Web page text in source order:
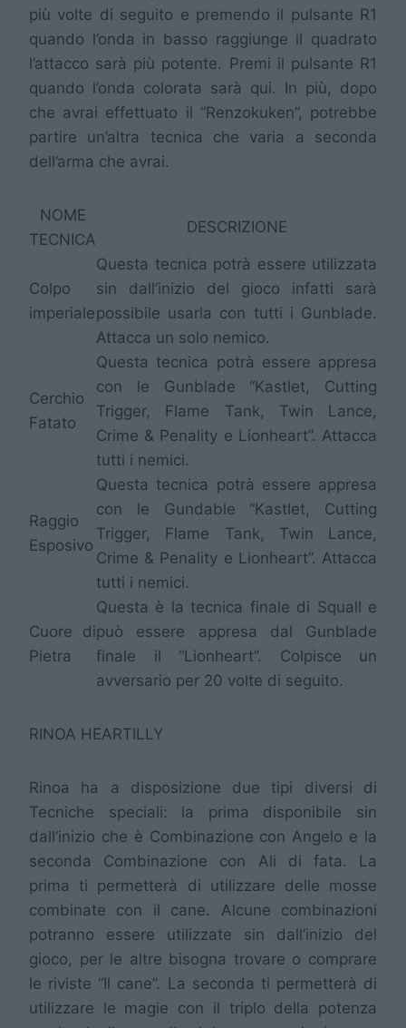
più volte di seguito e premendo il pulsante R1
quando l’onda in basso raggiunge il quadrato
l’attacco sarà più potente. Premi il pulsante R1
quando l’onda colorata sarà qui. In più, dopo
che avrai effettuato il “Renzokuken”, potrebbe
partire un’altra tecnica che varia a seconda
dell’arma che avrai.
NOME
TECNICA
DESCRIZIONE
Colpo
imperiale
Questa tecnica potrà essere utilizzata
sin dall’inizio del gioco infatti sarà
possibile usarla con tutti i Gunblade.
Attacca un solo nemico.
Cerchio
Fatato
Questa tecnica potrà essere appresa
con le Gunblade “Kastlet, Cutting
Trigger, Flame Tank, Twin Lance,
Crime & Penality e Lionheart”. Attacca
tutti i nemici.
Raggio
Esposivo
Questa tecnica potrà essere appresa
con le Gundable “Kastlet, Cutting
Trigger, Flame Tank, Twin Lance,
Crime & Penality e Lionheart”. Attacca
tutti i nemici.
Cuore di
Pietra
Questa è la tecnica finale di Squall e
può essere appresa dal Gunblade
finale il “Lionheart”. Colpisce un
avversario per 20 volte di seguito.
RINOA HEARTILLY
Rinoa ha a disposizione due tipi diversi di
Tecniche speciali: la prima disponibile sin
dall’inizio che è Combinazione con Angelo e la
seconda Combinazione con Ali di fata. La
prima ti permetterà di utilizzare delle mosse
combinate con il cane. Alcune combinazioni
potranno essere utilizzate sin dall’inizio del
gioco, per le altre bisogna trovare o comprare
le riviste “Il cane”. La seconda ti permetterà di
utilizzare le magie con il triplo della potenza